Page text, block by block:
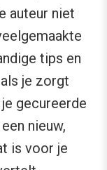
auteur niet
tips en
je zorgt
gecureerde
nieuw,
is voor je